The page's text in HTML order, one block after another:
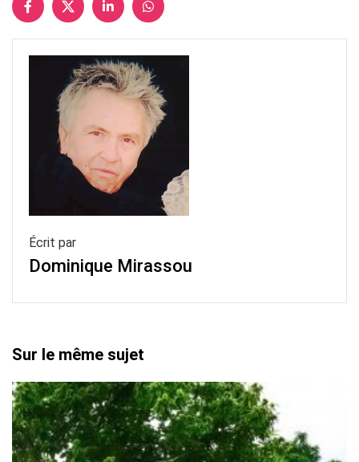
Écrit par
Dominique Mirassou
Sur le même sujet